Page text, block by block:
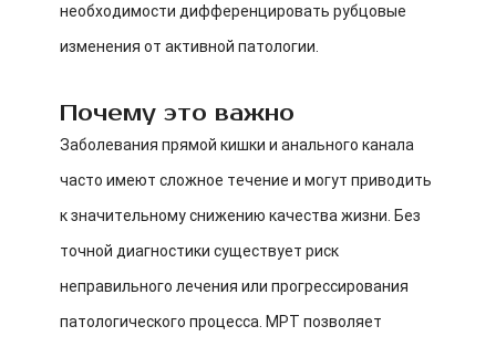
необходимости дифференцировать рубцовые
изменения от активной патологии.
Почему это важно
Заболевания прямой кишки и анального канала
часто имеют сложное течение и могут приводить
к значительному снижению качества жизни. Без
точной диагностики существует риск
неправильного лечения или прогрессирования
патологического процесса. МРТ позволяет